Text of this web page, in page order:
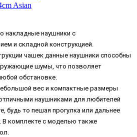
Asian
накладные наушники с
и складной конструкцией.
чашек данные наушники способны
шумы, что позволяет
обстановке.
вес и компактные размеры
наушниками для любителей
будь то пешая прогулка или дальнее
В комплекте с моделью также